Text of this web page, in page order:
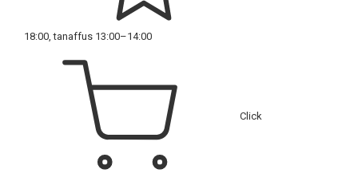
18:00, tanaffus 13:00–14:00
Click